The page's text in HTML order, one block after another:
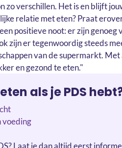
zo verschillen. Het is en blijft
relatie met eten? Praat
positieve noot: er zijn genoeg
zijn er tegenwoordig steeds
van de supermarkt.
en gezond te eten."
als je PDS
voeding